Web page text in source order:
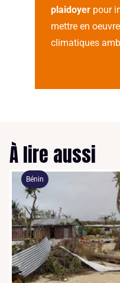
plaidoyerpour
mettre en
climatiques
À lire aussi
Bénin